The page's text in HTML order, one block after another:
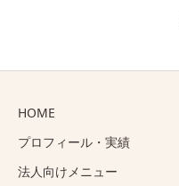
HOME
プロフィール・実績
法人向けメニュー